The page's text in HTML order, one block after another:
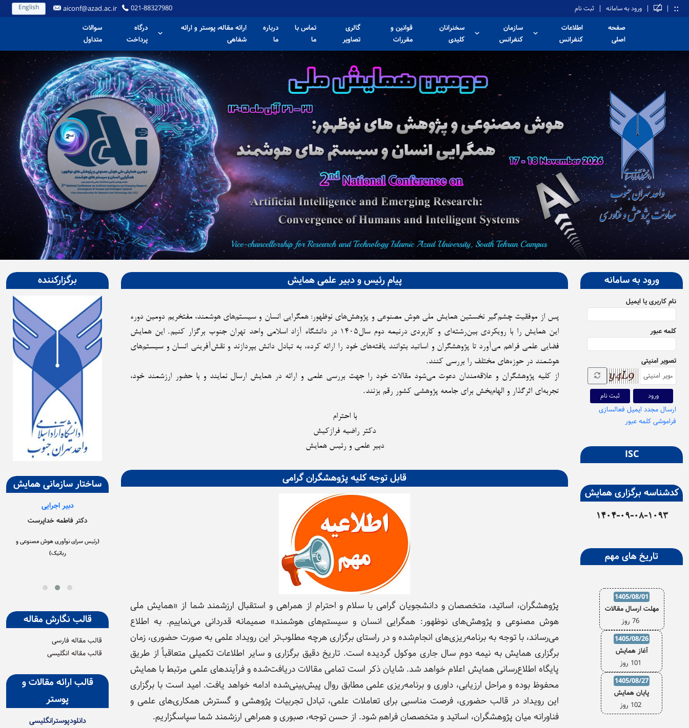
::
|
| ورود به سامانه | ثبت نام 021-88327980
aiconf@azad.ac.ir
English
صفحه
اصلی
اطلاعات
کنفرانس
سازمان
کنفرانس
سخنرانان
کلیدی
قوانین و
مقررات
گالری
تصاویر
تماس با
ما
درباره
ما
ارائه مقاله، پوستر و ارائه
شفاهی
درگاه
پرداخت
سوالات
متداول
ورود به سامانه
نام کاربری یا ایمیل
کلمه عبور
تصویر امنیتی
ثبت نام
ارسال مجدد ایمیل فعالسازی
فراموشی کلمه عبور
ISC
کدشناسه برگزاری همایش
1404-09-08-1093
تاریخ های مهم
1405/08/01
مهلت ارسال مقالات
76 روز
1405/08/26
آغاز همایش
101 روز
1405/08/27
پایان همایش
102 روز
پیام رئیس و دبیر علمی همایش
پس از موفقیت چشم‌گیر نخستین همایش ملیهوش مصنوعی و پژوهش‌های نوظهور: همگرایی انسان و سیستم‌های هوشمند، مفتخریم دومین دوره
این همایش را با رویکردی بین‌رشته‌ای و کاربردی درنیمه دوم سال1405 در دانشگاه آزاد اسلامی واحد تهران جنوب برگزار کنیم.
این همایش
فضایی علمی فراهم می‌آورد تا پژوهشگران و اساتید بتوانند یافته‌های خود را ارائه کرده، به تبادل دانش بپردازند و نقش‌آفرینی انسان و سیستم‌های
هوشمند در حوزه‌های مختلف را بررسی کنند.
از کلیه پژوهشگران و علاقه‌مندان دعوت می‌شود مقالات خود را جهت بررسی علمی و ارائه در همایش ارسال نمایند و با حضور ارزشمند خود،
تجربه‌ای اثرگذار و الهام‌بخش برای جامعه پژوهشی کشور رقم بزنند.
با احترام
دکتر راضیه فرازکیش
دبیر علمی و رئیس همایش
قابل توجه کلیه پژوهشگران گرامی
پژوهشگران، اساتید، متخصصان و دانشجویان گرامی با سلام و احترام از همراهی و استقبال ارزشمند شما از «همایش ملی
هوش مصنوعی و پژوهش‌های نوظهور: همگرایی انسان و سیستم‌های هوشمند» صمیمانه قدردانی می‌نماییم. به اطلاع
می‌رساند، با توجه به برنامه‌ریزی‌های انجام‌شده و در راستای برگزاری هرچه مطلوب‌تر این رویداد علمی به صورت حضوری، زمان
برگزاری همایش به نیمه دوم سال جاری موکول گردیده است. تاریخ دقیق برگزاری و سایر اطلاعات تکمیلی متعاقباً از طریق
پایگاه اطلاع‌رسانی همایش اعلام خواهد شد. شایان ذکر است تمامی مقالات دریافت‌شده و فرآیندهای علمی مرتبط با همایش
محفوظ بوده و مراحل ارزیابی، داوری و برنامه‌ریزی علمی مطابق روال پیش‌بینی‌شده ادامه خواهد یافت. امید است با برگزاری
این رویداد در قالب حضوری، فرصت مناسبی برای تعاملات علمی، تبادل تجربیات پژوهشی و گسترش همکاری‌های علمی و
فناورانه میان پژوهشگران، اساتید و متخصصان فراهم شود. از حسن توجه، صبوری و همراهی ارزشمند شما سپاسگزاریم.
برگزارکننده
ساختار سازمانی همایش
دکتر فاطمه خداپرست
(رئیس سرای نوآوری هوش مصنوعی و
دبیر اجرایی
دکتر روشنک رفیعی نظری
(مدیر امور همایش‌ها و رویدادها)
دبیر اجرایی
دکتر روشنک رفیعی نظری
(مدیر امور همایش‌ها و رویدادها)
قالب نگارش مقاله
قالب مقاله فارسی
قالب مقاله انگلیسی
قالب ارائه مقالات و
پوستر
دانلودپوسترانگلیسی